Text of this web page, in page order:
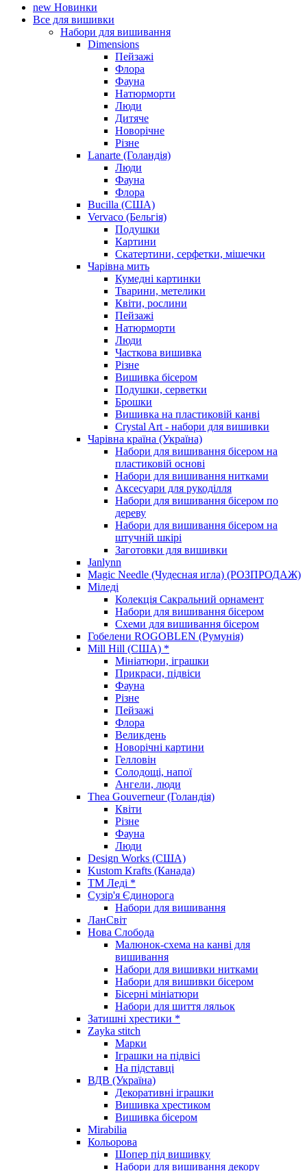
new Новинки
Все для вишивки
Набори для вишивання
Dimensions
Пейзажі
Флора
Фауна
Натюрморти
Люди
Дитяче
Новорічне
Різне
Lanarte (Голандія)
Люди
Фауна
Флора
Bucilla (США)
Vervaco (Бельгія)
Подушки
Картини
Скатертини, серфетки, мішечки
Чарiвна мить
Кумедні картинки
Тварини, метелики
Квіти, рослини
Пейзажі
Натюрморти
Люди
Часткова вишивка
Різне
Вишивка бісером
Подушки, серветки
Брошки
Вишивка на пластиковій канві
Crystal Art - набори для вишивки
Чарівна країна (Україна)
Набори для вишивання бісером на
пластиковій основі
Набори для вишивання нитками
Аксесуари для рукоділля
Набори для вишивання бісером по
дереву
Набори для вишивання бісером на
штучній шкірі
Заготовки для вишивки
Janlynn
Magic Needle (Чудесная игла) (РОЗПРОДАЖ)
Міледі
Колекція Сакральний орнамент
Набори для вишивання бісером
Схеми для вишивання бісером
Гобелени ROGOBLEN (Румунія)
Mill Hill (США) *
Мініатюри, іграшки
Прикраси, підвіси
Фауна
Різне
Пейзажі
Флора
Великдень
Новорічні картини
Гелловін
Солодощі, напої
Ангели, люди
Thea Gouverneur (Голандія)
Квіти
Різне
Фауна
Люди
Design Works (США)
Kustom Krafts (Канада)
ТМ Леді *
Сузір'я Єдинорога
Набори для вишивання
ЛанСвіт
Нова Слобода
Малюнок-схема на канві для
вишивання
Набори для вишивки нитками
Набори для вишивки бісером
Бісерні мініатюри
Набори для шиття ляльок
Затишні хрестики *
Zayka stitch
Марки
Іграшки на підвісі
На підставці
ВДВ (Україна)
Декоративні іграшки
Вишивка хрестиком
Вишивка бісером
Mirabilia
Кольорова
Шопер під вишивку
Набори для вишивання декору